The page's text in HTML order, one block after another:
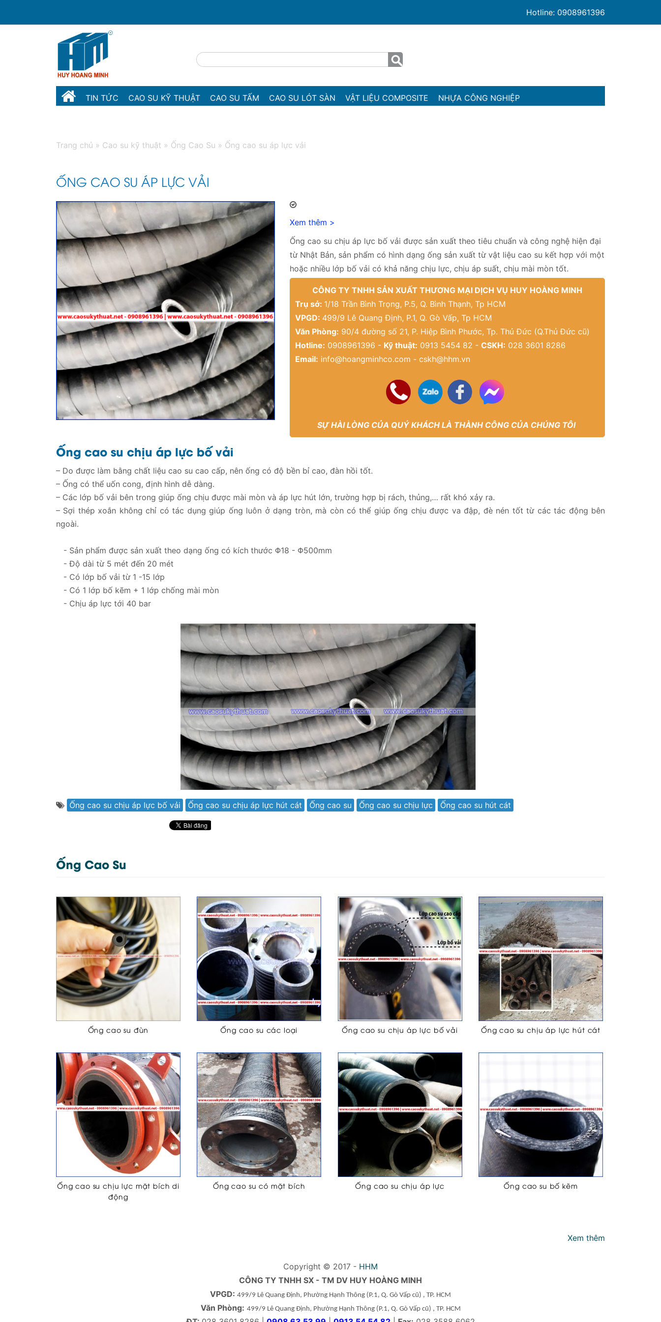
Hotline: 0908961396
TIN TỨC CAO SU KỸ THUẬT CAO SU TẤM CAO SU LÓT SÀN VẬT LIỆU COMPOSITE NHỰA CÔNG NGHIỆP
Trang chủ » Cao su kỹ thuật » Ống Cao Su » Ống cao su áp lực vải
ỐNG CAO SU ÁP LỰC VẢI
Xem thêm >
Ống cao su chịu áp lực bố vải được sản xuất theo tiêu chuẩn và công nghệ hiện đại
từ Nhật Bản, sản phẩm có hình dạng ống sản xuất từ vật liệu cao su kết hợp với một
hoặc nhiều lớp bố vải có khả năng chịu lực, chịu áp suất, chịu mài mòn tốt.
CÔNG TY TNHH SẢN XUẤT THƯƠNG MẠI DỊCH VỤ HUY HOÀNG MINH
Trụ sở: 1/18 Trần Bình Trọng, P.5, Q. Bình Thạnh, Tp HCM
VPGD: 499/9 Lê Quang Định, P.1, Q. Gò Vấp, Tp HCM
Văn Phòng: 90/4 đường số 21, P. Hiệp Bình Phước, Tp. Thủ Đức (Q.Thủ Đức cũ)
Hotline: 0908961396 - Kỹ thuật: 0913 5454 82 - CSKH: 028 3601 8286
Email: info@hoangminhco.com - cskh@hhm.vn
SỰ HÀI LÒNG CỦA QUÝ KHÁCH LÀ THÀNH CÔNG CỦA CHÚNG TÔI
Ống cao su chịu áp lực bố vải
– Do được làm bằng chất liệu cao su cao cấp, nên ống có độ bền bỉ cao, đàn hồi tốt.
– Ống có thể uốn cong, định hình dễ dàng.
– Các lớp bố vải bên trong giúp ống chịu được mài mòn và áp lực hút lớn, trường hợp bị rách, thủng,… rất khó xảy ra.
– Sợi thép xoắn không chỉ có tác dụng giúp ống luôn ở dạng tròn, mà còn có thể giúp ống chịu được va đập, đè nén tốt từ các tác động bên
ngoài.
- Sản phẩm được sản xuất theo dạng ống có kích thước Φ18 - Φ500mm
- Độ dài từ 5 mét đến 20 mét
- Có lớp bố vải từ 1 -15 lớp
- Có 1 lớp bố kẽm + 1 lớp chống mài mòn
- Chịu áp lực tới 40 bar
Ống cao su chịu áp lực bố vải Ống cao su chịu áp lực hút cát Ống cao su Ống cao su chịu lực Ống cao su hút cát
Ống Cao Su
Ống cao su đùn Ống cao su các loại Ống cao su chịu áp lực bố vải Ống cao su chịu áp lực hút cát
Ống cao su chịu lực mặt bích di
động
Ống cao su có mặt bích Ống cao su chịu áp lực Ống cao su bố kẽm
Xem thêm
Copyright © 2017 - HHM
CÔNG TY TNHH SX - TM DV HUY HOÀNG MINH
VPGD: 499/9 Lê Quang Định, Phường Hạnh Thông (P.1, Q. Gò Vấp cũ) , TP. HCM
Văn Phòng: 499/9 Lê Quang Định, Phường Hạnh Thông(P.1, Q. Gò Vấp cũ) , TP. HCM